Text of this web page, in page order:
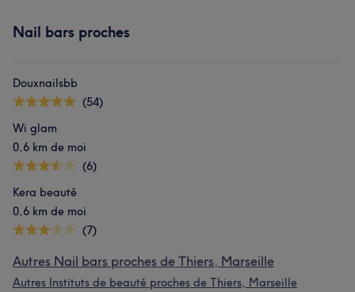
Nail bars proches
Douxnailsbb
(54)
Wi glam
0,6 km de moi
(6)
Kera beauté
0,6 km de moi
(7)
Autres Nail bars proches de Thiers, Marseille
Autres Instituts de beauté proches de Thiers, Marseille